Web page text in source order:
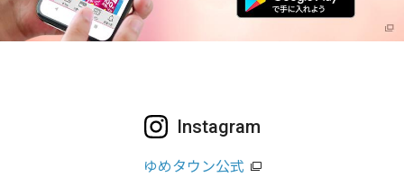
Instagram
ゆめタウン公式